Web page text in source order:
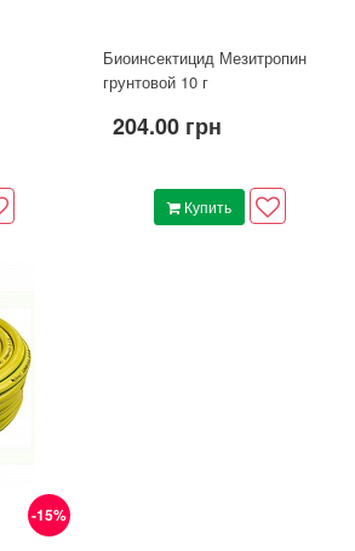
Биоинсектицид Мезитропин
грунтовой 10 г
204.00 грн
Купить
-15%